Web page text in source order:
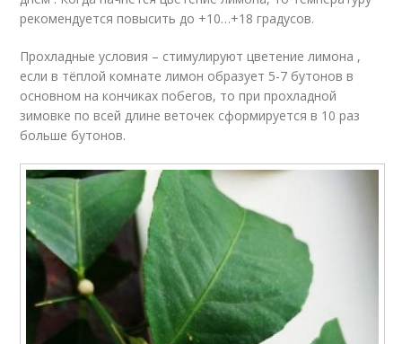
рекомендуется повысить до +10…+18 градусов.
Прохладные условия – стимулируют цветение лимона ,
если в тёплой комнате лимон образует 5-7 бутонов в
основном на кончиках побегов, то при прохладной
зимовке по всей длине веточек сформируется в 10 раз
больше бутонов.